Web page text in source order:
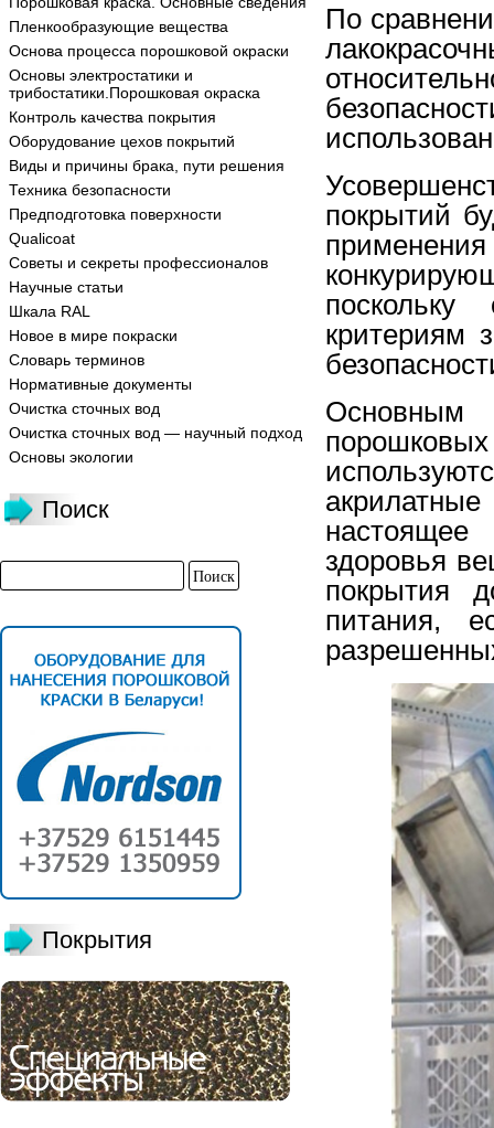
Пленкообразующие вещества
Основа процесса порошковой окраски
Основы электростатики и
трибостатики.Порошковая окраска
Контроль качества покрытия
Оборудование цехов покрытий
Виды и причины брака, пути решения
Техника безопасности
Предподготовка поверхности
Qualicoat
Советы и секреты профессионалов
Научные статьи
Шкала RAL
Новое в мире покраски
Словарь терминов
Нормативные документы
Очистка сточных вод
Очистка сточных вод — научный подход
Основы экологии
Поиск
Покрытия
По
покрытий
критериям
здоровья
покрытия
питания,